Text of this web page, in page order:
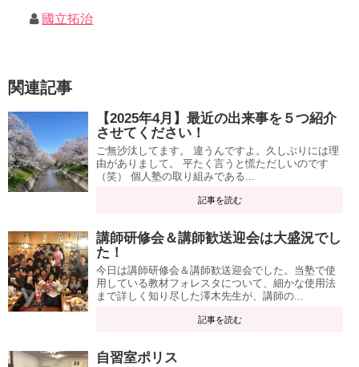
國立拓治
関連記事
【2025年4月】最近の出来事を５つ紹介
させてください！
ご無沙汰してます。 違うんですよ。久しぶりには理
由がありまして。 平たく言うと慌ただしいのです
（笑） 個人塾の取り組みである...
記事を読む
講師研修会＆講師歓送迎会は大盛況でし
た！
今日は講師研修会＆講師歓送迎会でした。当塾で使
用している教材フォレスタについて、細かな使用法
まで詳しく知り尽した澤木先生が、講師の...
記事を読む
自習室ポリス